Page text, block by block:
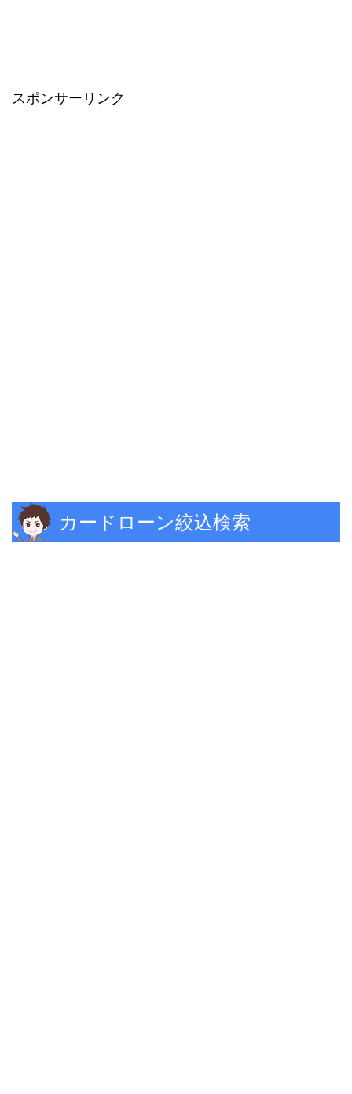
スポンサーリンク
カードローン絞込検索